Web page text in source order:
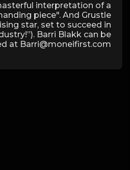
interpretation of a
piece". And Grustle
star, set to succeed in
Barri Blakk can be
at Barri@moneifirst.com